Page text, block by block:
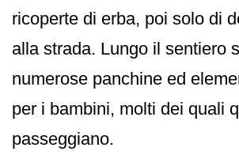
ricoperte di erba, poi solo di
alla strada. Lungo il sentiero
numerose panchine ed
per i bambini, molti dei quali
passeggiano.